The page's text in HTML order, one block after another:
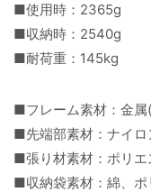
■使用時：2365g
■収納時：2540g
■耐荷重：145kg
■フレーム素材：金属
■先端部素材：ナイロ
■張り材素材：ポリエ
■収納袋素材：綿、ポ